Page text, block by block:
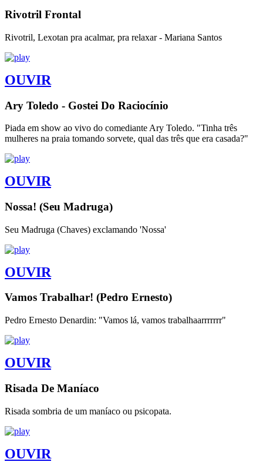
Rivotril Frontal
Rivotril, Lexotan pra acalmar, pra relaxar - Mariana Santos
OUVIR
Ary Toledo - Gostei Do Raciocínio
Piada em show ao vivo do comediante Ary Toledo. "Tinha três
mulheres na praia tomando sorvete, qual das três que era casada?"
OUVIR
Nossa! (Seu Madruga)
Seu Madruga (Chaves) exclamando 'Nossa'
OUVIR
Vamos Trabalhar! (Pedro Ernesto)
Pedro Ernesto Denardin: "Vamos lá, vamos trabalhaarrrrrrr"
OUVIR
Risada De Maníaco
Risada sombria de um maníaco ou psicopata.
OUVIR